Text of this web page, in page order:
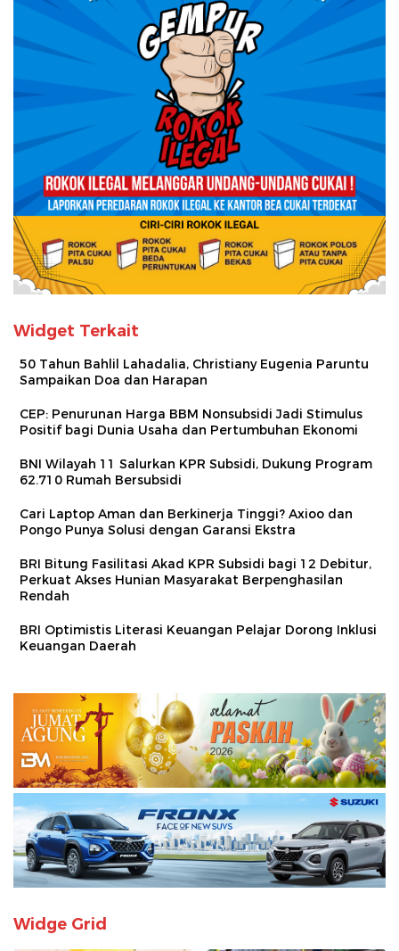
Widget Terkait
50 Tahun Bahlil Lahadalia, Christiany Eugenia Paruntu
Sampaikan Doa dan Harapan
CEP: Penurunan Harga BBM Nonsubsidi Jadi Stimulus
Positif bagi Dunia Usaha dan Pertumbuhan Ekonomi
BNI Wilayah 11 Salurkan KPR Subsidi, Dukung Program
62.710 Rumah Bersubsidi
Cari Laptop Aman dan Berkinerja Tinggi? Axioo dan
Pongo Punya Solusi dengan Garansi Ekstra
BRI Bitung Fasilitasi Akad KPR Subsidi bagi 12 Debitur,
Perkuat Akses Hunian Masyarakat Berpenghasilan
Rendah
BRI Optimistis Literasi Keuangan Pelajar Dorong Inklusi
Keuangan Daerah
Widge Grid